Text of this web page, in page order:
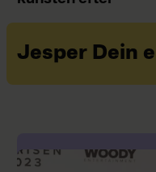
Jesper Dein